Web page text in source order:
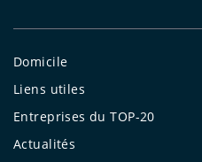
Domicile
Liens utiles
Entreprises du TOP-20
Actualités